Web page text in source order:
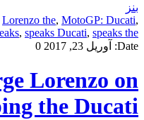
بنز
Lorenzo the, MotoGP: Ducati,
, speaks Ducati, speaks the
Date:
آوریل 23, 2017 0
Lorenzo on
the Ducati